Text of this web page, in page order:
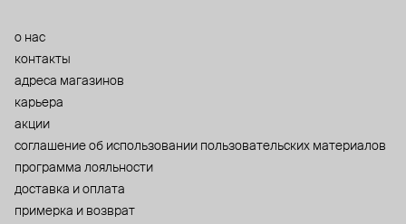
о нас
контакты
адреса магазинов
карьера
акции
cоглашение об использовании пользовательских материалов
программа лояльности
доставка и оплата
примерка и возврат